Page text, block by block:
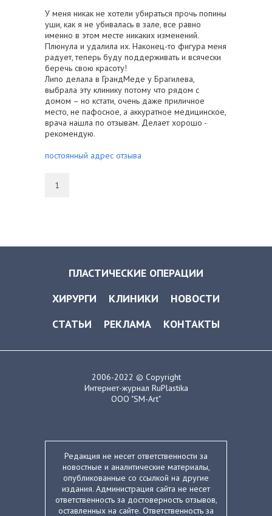
У меня никак не хотели убираться прочь попины
уши, как я не убивалась в зале, все равно
именно в этом месте никаких изменений.
Плюнула и удалила их. Наконец-то фигура меня
радует, теперь буду поддерживать и всячески
беречь свою красоту!
Липо делала в ГрандМеде у Брагилева,
выбрала эту клинику потому что рядом с
домом – но кстати, очень даже приличное
место, не пафосное, а аккуратное медицинское,
врача нашла по отзывам. Делает хорошо -
рекомендую.
постоянный адрес отзыва
1
ПЛАСТИЧЕСКИЕ ОПЕРАЦИИ
ХИРУРГИ
КЛИНИКИ
НОВОСТИ
СТАТЬИ
РЕКЛАМА КОНТАКТЫ
2006-2022 © Copyright
Интернет-журнал RuPlastika
ООО "SM-Art"
Редакция не несет ответственности за
новостные и аналитические материалы,
опубликованные со ссылкой на другие
издания. Администрация сайта не несет
ответственность за достоверность отзывов,
оставленных на сайте. Ответственность за